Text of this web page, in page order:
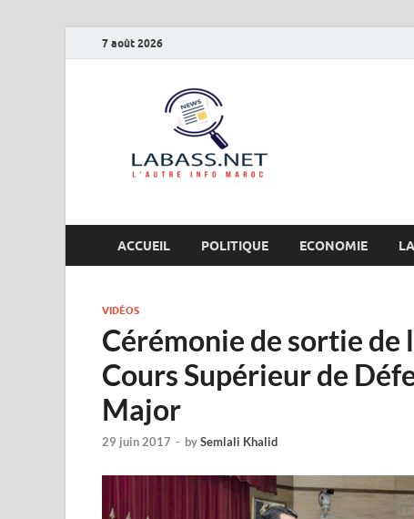
7 août 2026
ACCUEIL POLITIQUE ECONOMIE
VIDÉOS
Cérémonie de sortie
Cours Supérieur de
Major
29 juin 2017 - bySemlali Khalid